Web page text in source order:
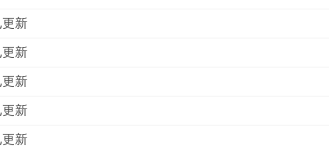
更新
新
更新
更新
更新